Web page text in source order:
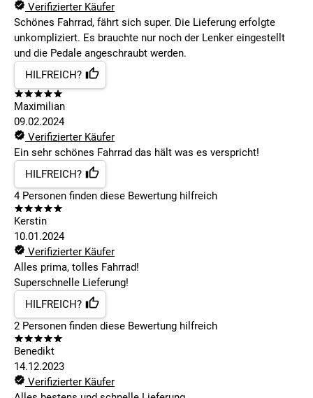
Verifizierter Käufer
Schönes Fahrrad, fährt sich super. Die Lieferung erfolgte
unkompliziert. Es brauchte nur noch der Lenker eingestellt
und die Pedale angeschraubt werden.
HILFREICH?
Maximilian
09.02.2024
Verifizierter Käufer
Ein sehr schönes Fahrrad das hält was es verspricht!
HILFREICH?
4Personen finden diese Bewertung hilfreich
Kerstin
10.01.2024
Verifizierter Käufer
Alles prima, tolles Fahrrad!
Superschnelle Lieferung!
HILFREICH?
2 Personen finden diese Bewertung hilfreich
Benedikt
14.12.2023
Verifizierter Käufer